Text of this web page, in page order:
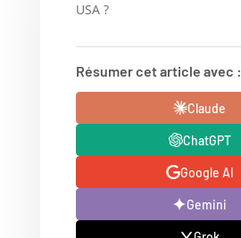
USA ?
Résumer cet article avec :
Claude
ChatGPT
Google AI
Gemini